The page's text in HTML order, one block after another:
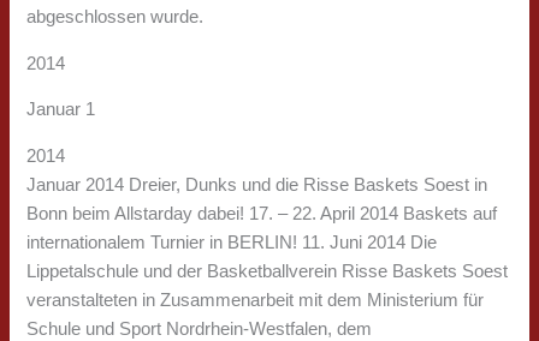
abgeschlossen wurde.
2014
Januar 1
2014
Januar 2014 Dreier, Dunks und die Risse Baskets Soest in
Bonn beim Allstarday dabei! 17. – 22. April 2014 Baskets auf
internationalem Turnier in BERLIN! 11. Juni 2014 Die
Lippetalschule und der Basketballverein Risse Baskets Soest
veranstalteten in Zusammenarbeit mit dem Ministerium für
Schule und Sport Nordrhein-Westfalen, dem